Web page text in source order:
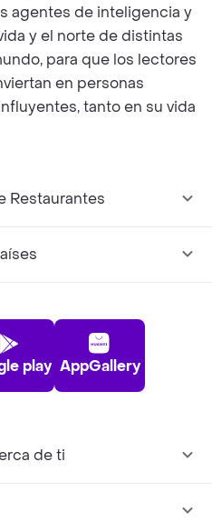
agentes de inteligencia y
y el norte de distintas
para que los lectores
en personas
tanto en su vida
Restaurantes
play AppGallery
de ti